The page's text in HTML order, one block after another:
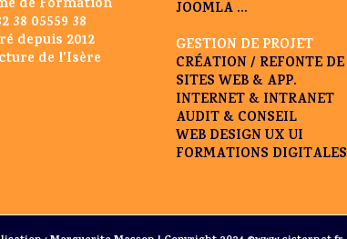
de Formation
38 05559 38
depuis 2012
de l’Isère
JOOMLA ...
GESTION DE PROJET
CRÉATION / REFONTE DE
SITES WEB & APP.
INTERNET & INTRANET
AUDIT & CONSEIL
WEB DESIGN UX UI
FORMATIONS DIGITALES